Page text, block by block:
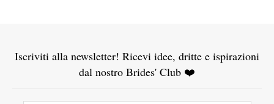
Iscriviti alla newsletter! Ricevi idee, dritte e ispirazioni
dal nostro Brides' Club ❤️